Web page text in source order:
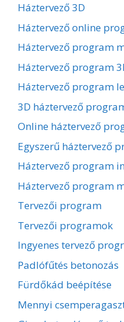
Háztervező 3D
Háztervező online
Háztervező program
Háztervező program
Háztervező program
3D háztervező
Online háztervező
Egyszerű háztervező
Háztervező program
Háztervező program
Tervezői program
Tervezői programok
Ingyenes tervező
Padlófűtés betonozás
Fürdőkád beépítése
Mennyi